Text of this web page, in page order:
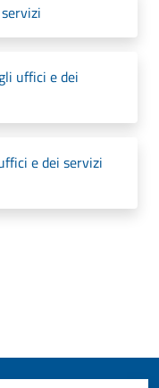
uffici e dei
e dei servizi